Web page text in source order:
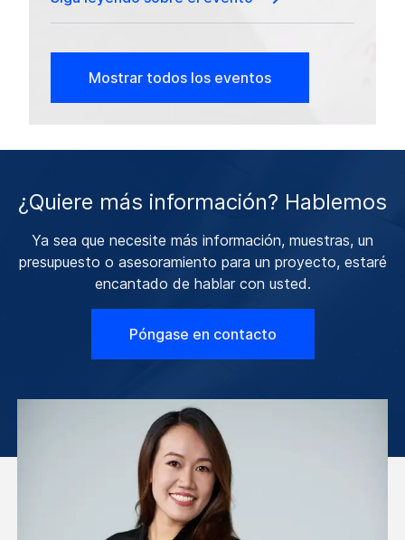
Mostrar todos los eventos
¿Quiere más información? Hablemos
Ya sea que necesite más información, muestras, un
presupuesto o asesoramiento para un proyecto, estaré
encantado de hablar con usted.
Póngase en contacto